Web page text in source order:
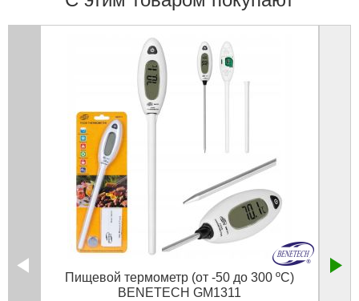
Пищевой термометр (от -50 до 300 ºC)
BENETECH GM1311